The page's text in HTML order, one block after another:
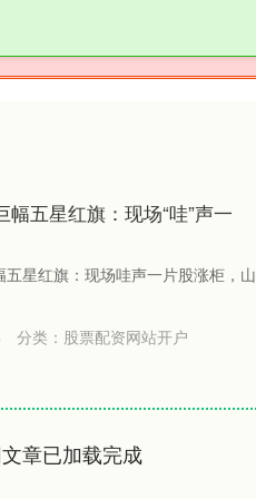
五星红旗：现场“哇”声一
星红旗：现场哇声一片股涨柜，山
分类： 股票配资网站开户
章已加载完成